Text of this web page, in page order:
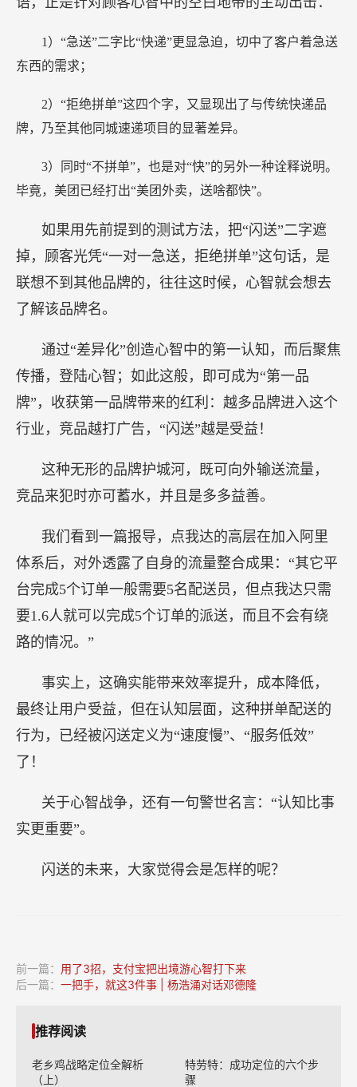
1）“急送”二字比“快递”更显急迫，切中了客户着急送
东西的需求；
2）“拒绝拼单”这四个字，又显现出了与传统快递品
牌，乃至其他同城速递项目的显著差异。
3）同时“不拼单”，也是对“快”的另外一种诠释说明。
毕竟，美团已经打出“美团外卖，送啥都快”。
如果用先前提到的测试方法，把“闪送”二字遮
掉，顾客光凭“一对一急送，拒绝拼单”这句话，是
联想不到其他品牌的，往往这时候，心智就会想去
了解该品牌名。
通过“差异化”创造心智中的第一认知，而后聚焦
传播，登陆心智；如此这般，即可成为“第一品
牌”，收获第一品牌带来的红利：越多品牌进入这个
行业，竞品越打广告，“闪送”越是受益！
这种无形的品牌护城河，既可向外输送流量，
竞品来犯时亦可蓄水，并且是多多益善。
我们看到一篇报导，点我达的高层在加入阿里
体系后，对外透露了自身的流量整合成果：“其它平
台完成5个订单一般需要5名配送员，但点我达只需
要1.6人就可以完成5个订单的派送，而且不会有绕
路的情况。”
事实上，这确实能带来效率提升，成本降低，
最终让用户受益，但在认知层面，这种拼单配送的
行为，已经被闪送定义为“速度慢”、“服务低效”
了！
关于心智战争，还有一句警世名言：“认知比事
实更重要”。
闪送的未来，大家觉得会是怎样的呢？
前一篇： 用了3招，支付宝把出境游心智打下来
后一篇： 一把手，就这3件事 | 杨浩涌对话邓德隆
推荐阅读
老乡鸡战略定位全解析
（上）
特劳特：成功定位的六个步
骤